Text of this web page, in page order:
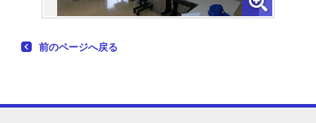
前のページへ戻る